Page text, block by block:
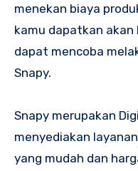
menekan biaya
kamu dapatkan akan
dapat mencoba
Snapy.
Snapy merupakan
menyediakan
yang mudah dan